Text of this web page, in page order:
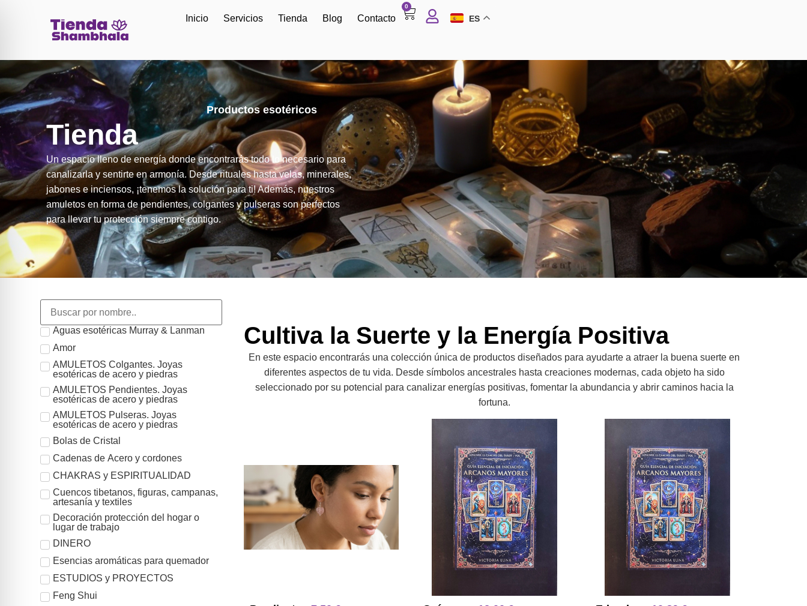
Inicio Servicios Tienda Blog Contacto
0
ES
Productos esotéricos
Tienda
Un espacio lleno de energía donde encontrarás todo lo necesario para
canalizarla y sentirte en armonía. Desde rituales hasta velas, minerales,
jabones e inciensos, ¡tenemos la solución para ti! Además, nuestros
amuletos en forma de pendientes, colgantes y pulseras son perfectos
para llevar tu protección siempre contigo.
Aguas esotéricas Murray & Lanman
Amor
AMULETOS Colgantes. Joyas
esotéricas de acero y piedras
AMULETOS Pendientes. Joyas
esotéricas de acero y piedras
AMULETOS Pulseras. Joyas
esotéricas de acero y piedras
Bolas de Cristal
Cadenas de Acero y cordones
CHAKRAS y ESPIRITUALIDAD
Cuencos tibetanos, figuras, campanas,
artesanía y textiles
Decoración protección del hogar o
lugar de trabajo
DINERO
Esencias aromáticas para quemador
ESTUDIOS y PROYECTOS
Feng Shui
Cultiva la Suerte y la Energía Positiva
En este espacio encontrarás una colección única de productos diseñados para ayudarte a atraer la buena suerte en
diferentes aspectos de tu vida. Desde símbolos ancestrales hasta creaciones modernas, cada objeto ha sido
seleccionado por su potencial para canalizar energías positivas, fomentar la abundancia y abrir caminos hacia la
fortuna.